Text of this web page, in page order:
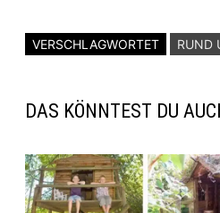
VERSCHLAGWORTET RUND
DAS KÖNNTEST DU